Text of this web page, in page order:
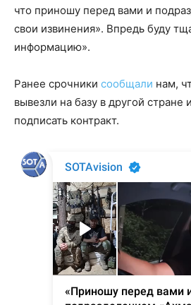
что приношу перед вами и
свои извинения». Впредь буду
информацию».
Ранее срочники сообщали нам,
вывезли на базу в другой стране
подписать контракт.